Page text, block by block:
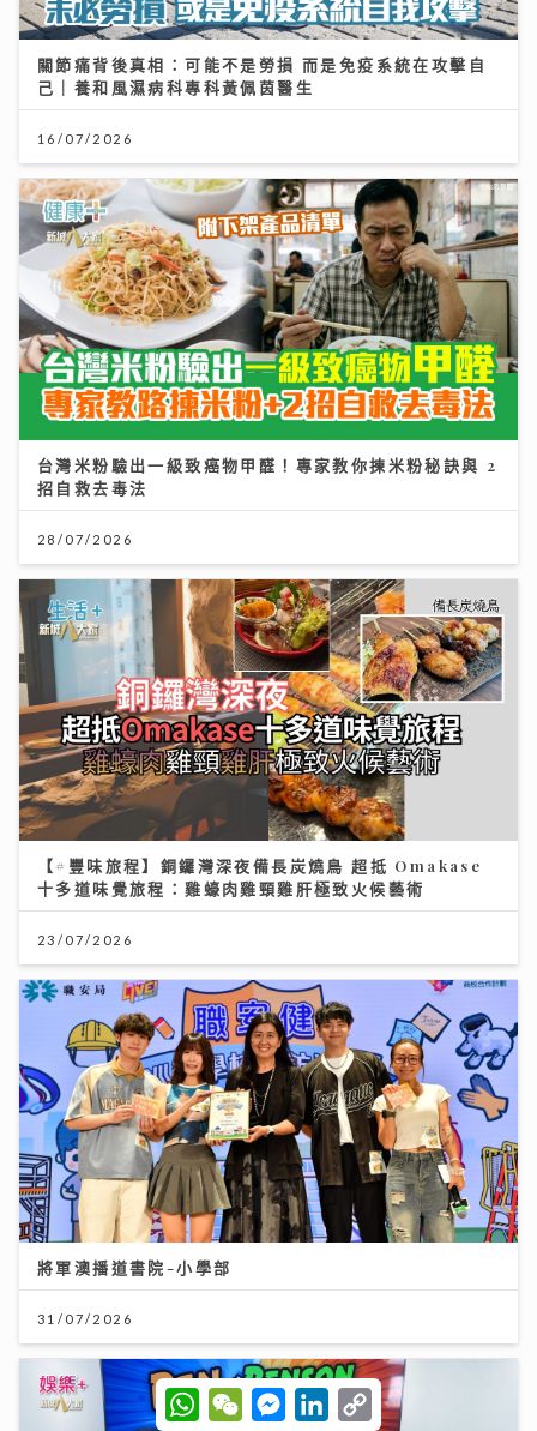
關節痛背後真相：可能不是勞損 而是免疫系統在攻擊自
己｜養和風濕病科專科黃佩茵醫生
16/07/2026
台灣米粉驗出一級致癌物甲醛！專家教你揀米粉秘訣與 2
招自救去毒法
28/07/2026
【#豐味旅程】銅鑼灣深夜備長炭燒鳥 超抵 Omakase
十多道味覺旅程：雞蠔肉雞頸雞肝極致火候藝術
23/07/2026
將軍澳播道書院-小學部
31/07/2026
W
h
W
e
M
e
L
C
o